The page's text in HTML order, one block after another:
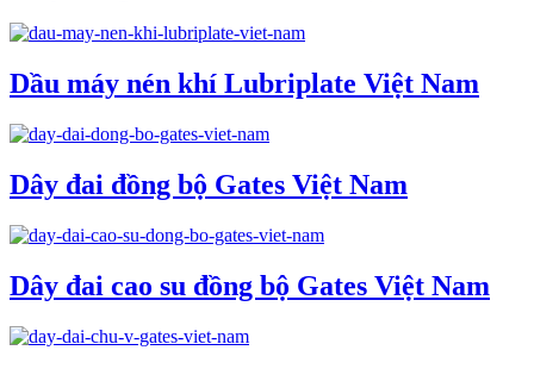
Dầu máy nén khí Lubriplate Việt Nam
Dây đai đồng bộ Gates Việt Nam
Dây đai cao su đồng bộ Gates Việt Nam